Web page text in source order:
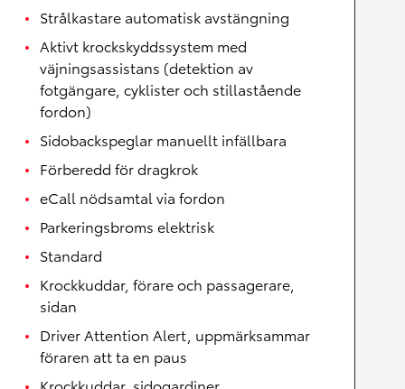
Strålkastare automatisk avstängning
Aktivt krockskyddssystem med
väjningsassistans (detektion av
fotgängare, cyklister och stillastående
fordon)
Sidobackspeglar manuellt infällbara
Förberedd för dragkrok
eCall nödsamtal via fordon
Parkeringsbroms elektrisk
Standard
Krockkuddar, förare och passagerare,
sidan
Driver Attention Alert, uppmärksammar
föraren att ta en paus